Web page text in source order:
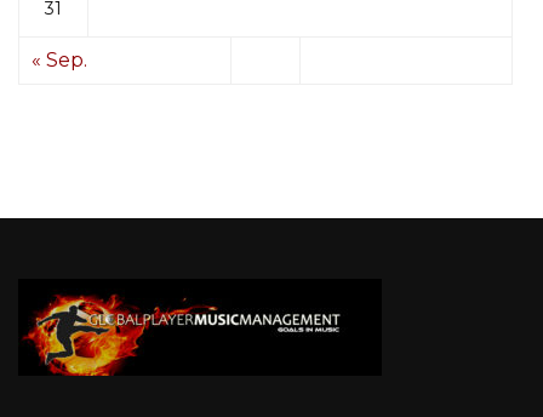
31
« Sep.